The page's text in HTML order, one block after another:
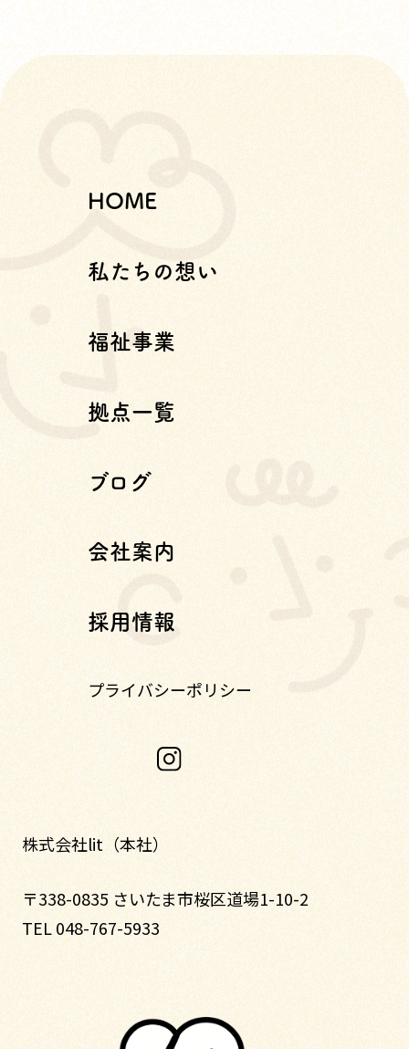
HOME
私たちの想い
福祉事業
拠点一覧
ブログ
会社案内
採用情報
プライバシーポリシー
株式会社lit（本社）
〒338-0835 さいたま市桜区道場1-10-2
TEL 048-767-5933